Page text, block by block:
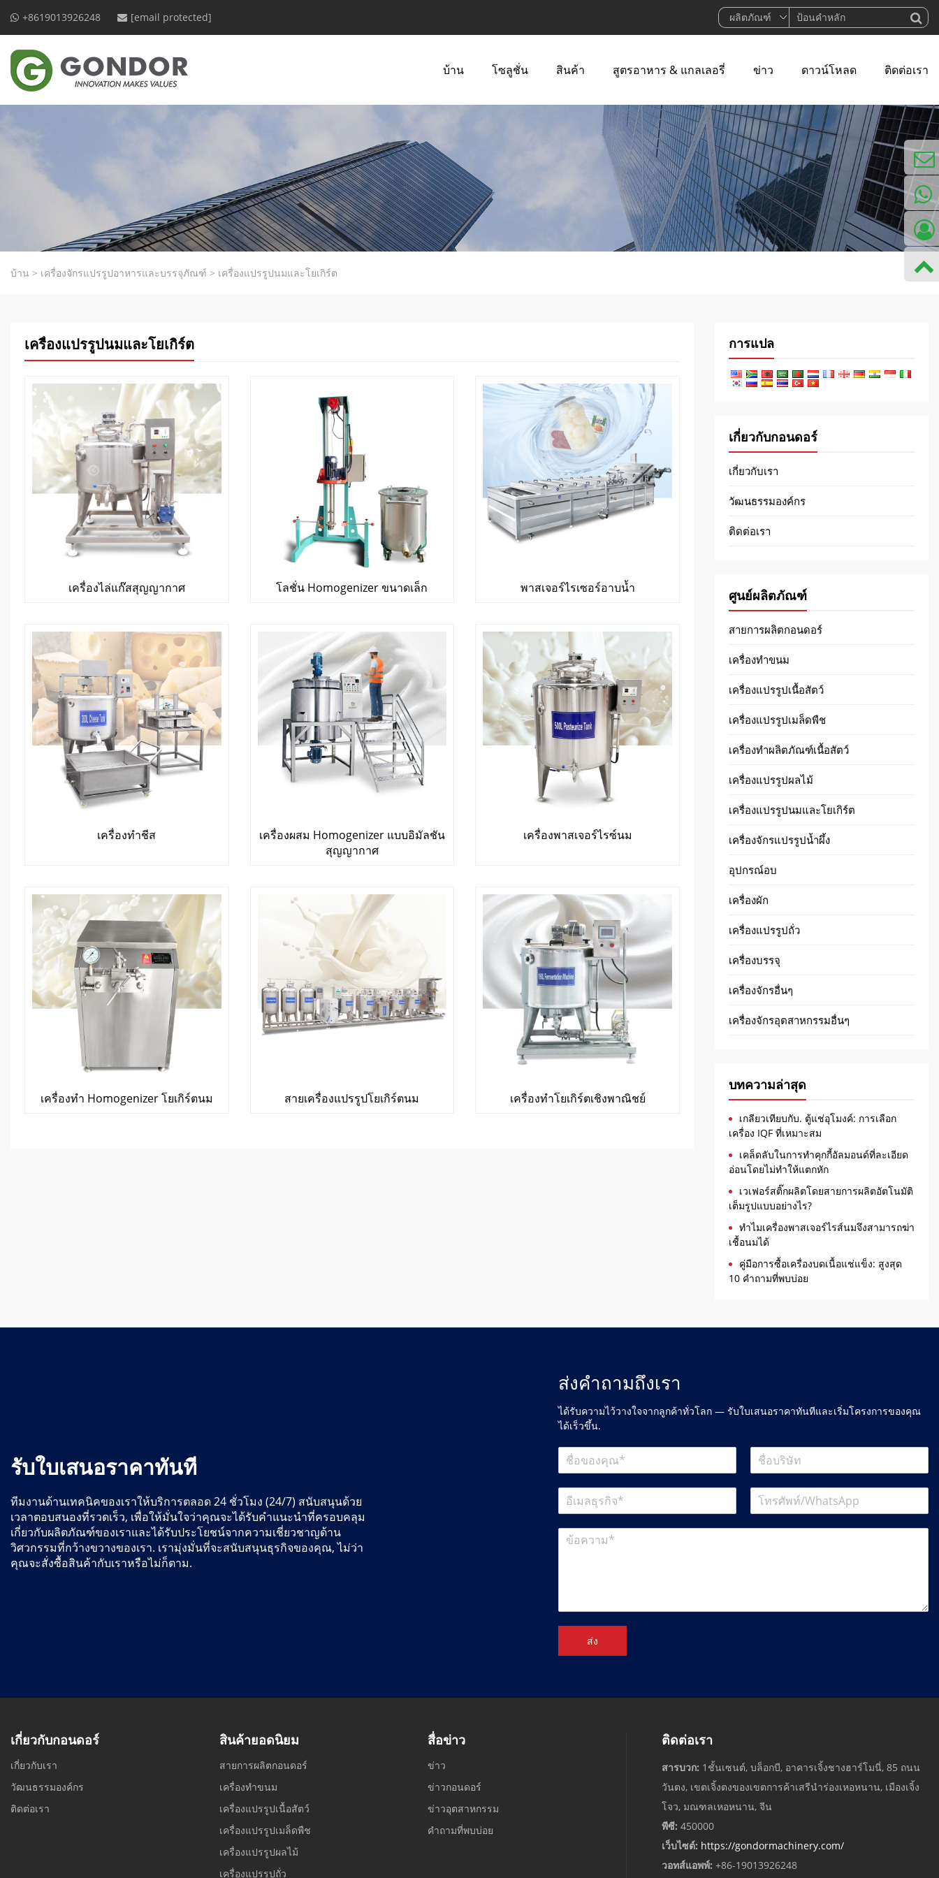
+8619013926248 [email protected]
บ้าน โซลูชั่น สินค้า สูตรอาหาร & แกลเลอรี่ ข่าว ดาวน์โหลด ติดต่อเรา
บ้าน > เครื่องจักรแปรรูปอาหารและบรรจุภัณฑ์ > เครื่องแปรรูปนมและโยเกิร์ต
เครื่องแปรรูปนมและโยเกิร์ต
เครื่องไล่แก๊สสุญญากาศ โลชั่น Homogenizer ขนาดเล็ก พาสเจอร์ไรเซอร์อาบน้ำ
เครื่องทำชีส
เครื่องผสม Homogenizer แบบอิมัลชัน
สุญญากาศ
เครื่องพาสเจอร์ไรซ์นม
เครื่องทำ Homogenizer โยเกิร์ตนม สายเครื่องแปรรูปโยเกิร์ตนม เครื่องทำโยเกิร์ตเชิงพาณิชย์
การแปล
เกี่ยวกับกอนดอร์
เกี่ยวกับเรา
วัฒนธรรมองค์กร
ติดต่อเรา
ศูนย์ผลิตภัณฑ์
สายการผลิตกอนดอร์
เครื่องทำขนม
เครื่องแปรรูปเนื้อสัตว์
เครื่องแปรรูปเมล็ดพืช
เครื่องทำผลิตภัณฑ์เนื้อสัตว์
เครื่องแปรรูปผลไม้
เครื่องแปรรูปนมและโยเกิร์ต
เครื่องจักรแปรรูปน้ำผึ้ง
อุปกรณ์อบ
เครื่องผัก
เครื่องแปรรูปถั่ว
เครื่องบรรจุ
เครื่องจักรอื่นๆ
เครื่องจักรอุตสาหกรรมอื่นๆ
บทความล่าสุด
เกลียวเทียบกับ. ตู้แช่อุโมงค์: การเลือก
เครื่อง IQF ที่เหมาะสม
เคล็ดลับในการทำคุกกี้อัลมอนด์ที่ละเอียด
อ่อนโดยไม่ทำให้แตกหัก
เวเฟอร์สติ๊กผลิตโดยสายการผลิตอัตโนมัติ
เต็มรูปแบบอย่างไร?
ทำไมเครื่องพาสเจอร์ไรส์นมจึงสามารถฆ่า
เชื้อนมได้
คู่มือการซื้อเครื่องบดเนื้อแช่แข็ง: สูงสุด
10 คำถามที่พบบ่อย
รับใบเสนอราคาทันที
ทีมงานด้านเทคนิคของเราให้บริการตลอด 24 ชั่วโมง (24/7) สนับสนุนด้วย
เวลาตอบสนองที่รวดเร็ว, เพื่อให้มั่นใจว่าคุณจะได้รับคำแนะนำที่ครอบคลุม
เกี่ยวกับผลิตภัณฑ์ของเราและได้รับประโยชน์จากความเชี่ยวชาญด้าน
วิศวกรรมที่กว้างขวางของเรา. เรามุ่งมั่นที่จะสนับสนุนธุรกิจของคุณ, ไม่ว่า
คุณจะสั่งซื้อสินค้ากับเราหรือไม่ก็ตาม.
ส่งคำถามถึงเรา
ได้รับความไว้วางใจจากลูกค้าทั่วโลก — รับใบเสนอราคาทันทีและเริ่มโครงการของคุณ
ได้เร็วขึ้น.
ส่ง
เกี่ยวกับกอนดอร์
เกี่ยวกับเรา
วัฒนธรรมองค์กร
ติดต่อเรา
สินค้ายอดนิยม
สายการผลิตกอนดอร์
เครื่องทำขนม
เครื่องแปรรูปเนื้อสัตว์
เครื่องแปรรูปเมล็ดพืช
เครื่องแปรรูปผลไม้
เครื่องแปรรูปถั่ว
สื่อข่าว
ข่าว
ข่าวกอนดอร์
ข่าวอุตสาหกรรม
คำถามที่พบบ่อย
ติดต่อเรา
สารบวก: 1ชั้นเซนต์, บล็อกบี, อาคารเจิ้งชางฮาร์โมนี่, 85 ถนน
วันตง, เขตเจิ้งตงของเขตการค้าเสรีนำร่องเหอหนาน, เมืองเจิ้ง
โจว, มณฑลเหอหนาน, จีน
พีซี: 450000
เว็บไซต์: https://gondormachinery.com/
วอทส์แอพพ์: +86-19013926248